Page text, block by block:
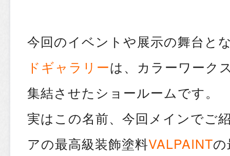
今回のイベントや展示の舞台と
ドギャラリーは、カラーワーク
集結させたショールームです。
実はこの名前、今回メインでご
アの最高級装飾塗料VALPAINT